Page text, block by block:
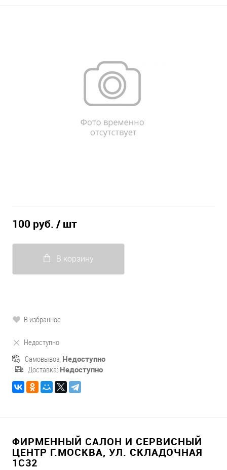
100 руб. / шт
В корзину
В избранное
Недоступно
Самовывоз: Недоступно
Доставка: Недоступно
ФИРМЕННЫЙ САЛОН И СЕРВИСНЫЙ
ЦЕНТР Г.МОСКВА, УЛ. СКЛАДОЧНАЯ
1С32